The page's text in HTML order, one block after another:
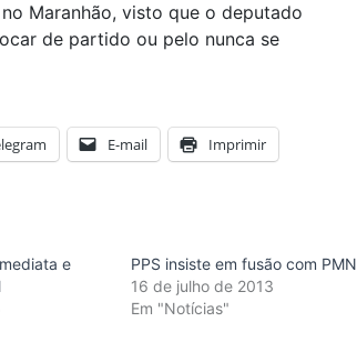
Maranhão, visto que o deputado
de partido ou pelo nunca se
E-mail Imprimir
e
PPS insiste em fusão com PMN
16 de julho de 2013
Em "Notícias"